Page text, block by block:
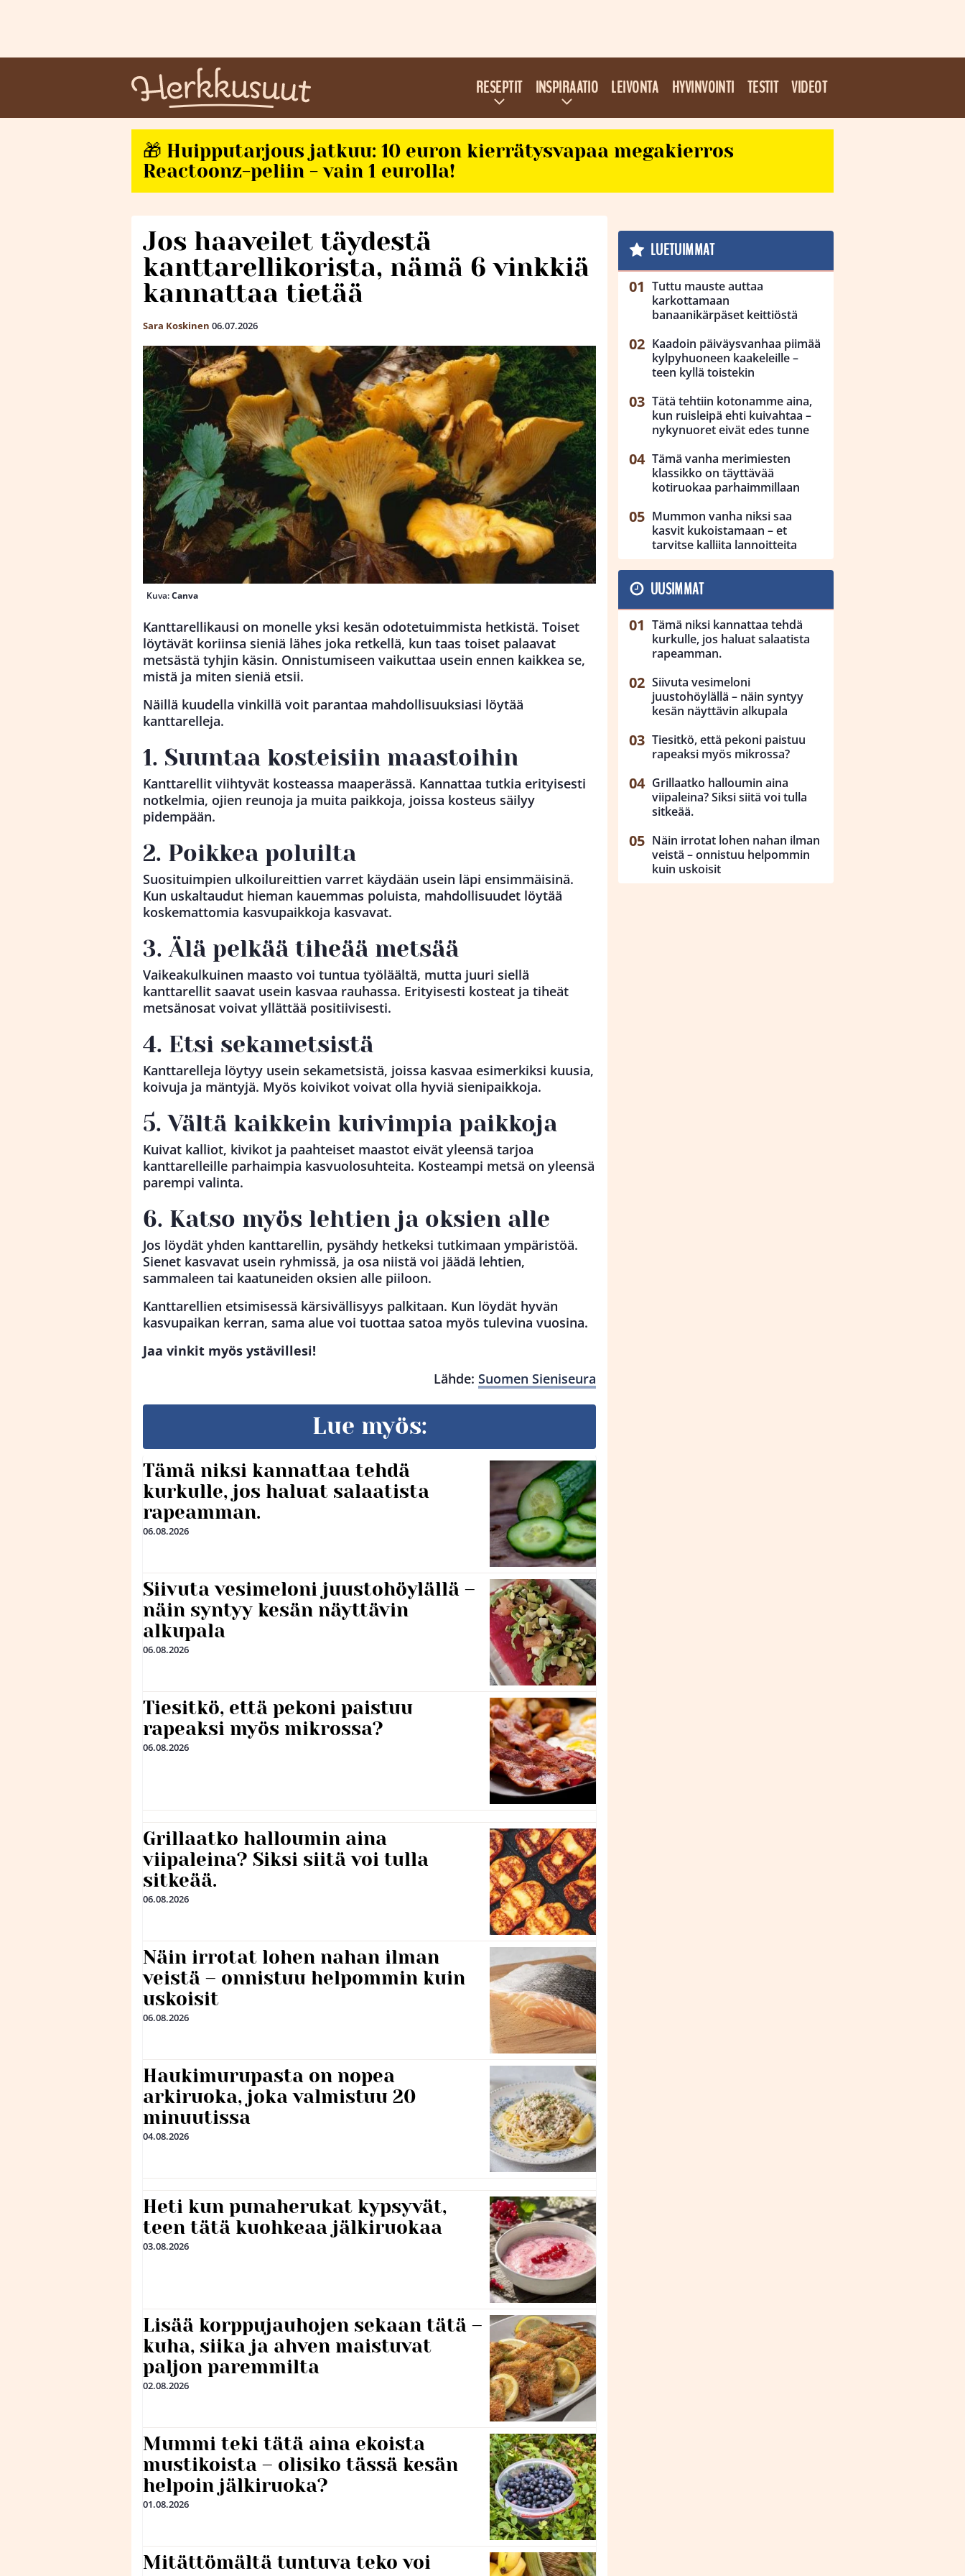
RESEPTIT INSPIRAATIO LEIVONTA HYVINVOINTI TESTIT VIDEOT
🎁 Huipputarjous jatkuu: 10 euron kierrätysvapaa megakierros
Reactoonz-peliin - vain 1 eurolla!
Jos haaveilet täydestä
kanttarellikorista, nämä 6 vinkkiä
kannattaa tietää
Sara Koskinen 06.07.2026
Kuva:Canva
Kanttarellikausi on monelle yksi kesän odotetuimmista hetkistä. Toiset
löytävät koriinsa sieniä lähes joka retkellä, kun taas toiset palaavat
metsästä tyhjin käsin. Onnistumiseen vaikuttaa usein ennen kaikkea se,
mistä ja miten sieniä etsii.
Näillä kuudella vinkillä voit parantaa mahdollisuuksiasi löytää
kanttarelleja.
1. Suuntaa kosteisiin maastoihin
Kanttarellit viihtyvät kosteassa maaperässä. Kannattaa tutkia erityisesti
notkelmia, ojien reunoja ja muita paikkoja, joissa kosteus säilyy
pidempään.
2. Poikkea poluilta
Suosituimpien ulkoilureittien varret käydään usein läpi ensimmäisinä.
Kun uskaltaudut hieman kauemmas poluista, mahdollisuudet löytää
koskemattomia kasvupaikkoja kasvavat.
3. Älä pelkää tiheää metsää
Vaikeakulkuinen maasto voi tuntua työläältä, mutta juuri siellä
kanttarellit saavat usein kasvaa rauhassa. Erityisesti kosteat ja tiheät
metsänosat voivat yllättää positiivisesti.
4. Etsi sekametsistä
Kanttarelleja löytyy usein sekametsistä, joissa kasvaa esimerkiksi kuusia,
koivuja ja mäntyjä. Myös koivikot voivat olla hyviä sienipaikkoja.
5. Vältä kaikkein kuivimpia paikkoja
Kuivat kalliot, kivikot ja paahteiset maastot eivät yleensä tarjoa
kanttarelleille parhaimpia kasvuolosuhteita. Kosteampi metsä on yleensä
parempi valinta.
6. Katso myös lehtien ja oksien alle
Jos löydät yhden kanttarellin, pysähdy hetkeksi tutkimaan ympäristöä.
Sienet kasvavat usein ryhmissä, ja osa niistä voi jäädä lehtien,
sammaleen tai kaatuneiden oksien alle piiloon.
Kanttarellien etsimisessä kärsivällisyys palkitaan. Kun löydät hyvän
kasvupaikan kerran, sama alue voi tuottaa satoa myös tulevina vuosina.
Jaa vinkit myös ystävillesi!
Lähde: Suomen Sieniseura
Lue myös:
Tämä niksi kannattaa tehdä
kurkulle, jos haluat salaatista
rapeamman.
06.08.2026
Siivuta vesimeloni juustohöylällä –
näin syntyy kesän näyttävin
alkupala
06.08.2026
Tiesitkö, että pekoni paistuu
rapeaksi myös mikrossa?
06.08.2026
Grillaatko halloumin aina
viipaleina? Siksi siitä voi tulla
sitkeää.
06.08.2026
Näin irrotat lohen nahan ilman
veistä – onnistuu helpommin kuin
uskoisit
06.08.2026
Haukimurupasta on nopea
arkiruoka, joka valmistuu 20
minuutissa
04.08.2026
Heti kun punaherukat kypsyvät,
teen tätä kuohkeaa jälkiruokaa
03.08.2026
Lisää korppujauhojen sekaan tätä –
kuha, siika ja ahven maistuvat
paljon paremmilta
02.08.2026
Mummi teki tätä aina ekoista
mustikoista – olisiko tässä kesän
helpoin jälkiruoka?
01.08.2026
Mitättömältä tuntuva teko voi
LUETUIMMAT
Tuttu mauste auttaa
karkottamaan
banaanikärpäset keittiöstä
Kaadoin päiväysvanhaa piimää
kylpyhuoneen kaakeleille –
teen kyllä toistekin
Tätä tehtiin kotonamme aina,
kun ruisleipä ehti kuivahtaa –
nykynuoret eivät edes tunne
Tämä vanha merimiesten
klassikko on täyttävää
kotiruokaa parhaimmillaan
Mummon vanha niksi saa
kasvit kukoistamaan – et
tarvitse kalliita lannoitteita
UUSIMMAT
Tämä niksi kannattaa tehdä
kurkulle, jos haluat salaatista
rapeamman.
Siivuta vesimeloni
juustohöylällä – näin syntyy
kesän näyttävin alkupala
Tiesitkö, että pekoni paistuu
rapeaksi myös mikrossa?
Grillaatko halloumin aina
viipaleina? Siksi siitä voi tulla
sitkeää.
Näin irrotat lohen nahan ilman
veistä – onnistuu helpommin
kuin uskoisit